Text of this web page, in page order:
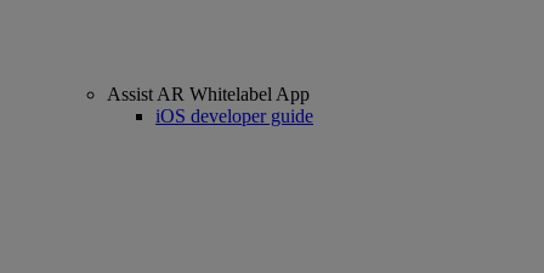
Assist AR Whitelabel App
iOS developer guide